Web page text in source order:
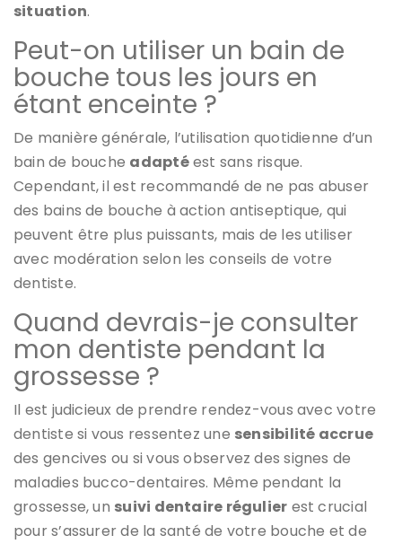
situation.
Peut-on utiliser un bain de
bouche tous les jours en
étant enceinte ?
De manière générale, l’utilisation quotidienne d’un
bain de bouche adaptéest sans risque.
Cependant, il est recommandé de ne pas abuser
des bains de bouche à action antiseptique, qui
peuvent être plus puissants, mais de les utiliser
avec modération selon les conseils de votre
dentiste.
Quand devrais-je consulter
mon dentiste pendant la
grossesse ?
Il est judicieux de prendre rendez-vous avec votre
dentiste si vous ressentez une sensibilité accrue
des gencives ou si vous observez des signes de
maladies bucco-dentaires. Même pendant la
grossesse, un suivi dentaire régulier est crucial
pour s’assurer de la santé de votre bouche et de